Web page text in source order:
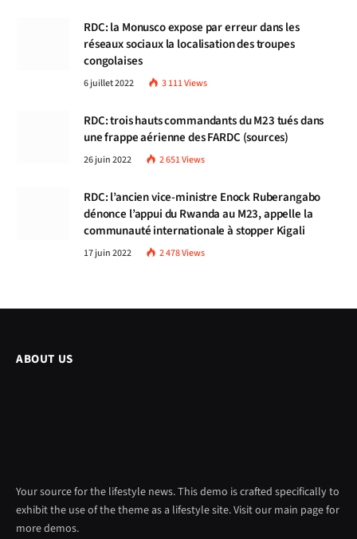
RDC: la Monusco expose par erreur dans les
réseaux sociaux la localisation des troupes
congolaises
6 juillet 2022 3 111Views
RDC: trois hauts commandants du M23 tués dans
une frappe aérienne des FARDC (sources)
26 juin 2022 2 651Views
RDC: l’ancien vice-ministre Enock Ruberangabo
dénonce l’appui du Rwanda au M23, appelle la
communauté internationale à stopper Kigali
17 juin 2022 2 478Views
ABOUT US
Your source for the lifestyle news. This demo is crafted specifically to
exhibit the use of the theme as a lifestyle site. Visit our main page for
more demos.